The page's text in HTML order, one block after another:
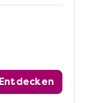
Entdecken